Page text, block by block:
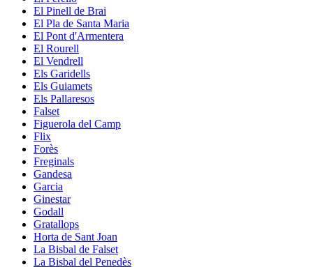
El Pinell de Brai
El Pla de Santa Maria
El Pont d'Armentera
El Rourell
El Vendrell
Els Garidells
Els Guiamets
Els Pallaresos
Falset
Figuerola del Camp
Flix
Forès
Freginals
Gandesa
Garcia
Ginestar
Godall
Gratallops
Horta de Sant Joan
La Bisbal de Falset
La Bisbal del Penedès